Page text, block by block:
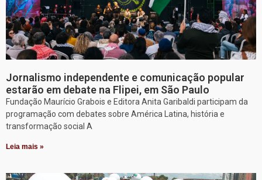
Jornalismo independente e comunicação popular
estarão em debate na Flipei, em São Paulo
Fundação Maurício Grabois e Editora Anita Garibaldi participam da
programação com debates sobre América Latina, história e
transformação social A
Leia mais »